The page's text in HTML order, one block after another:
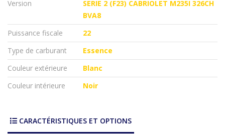
Version
SERIE 2 (F23) CABRIOLET M235I 326CH
BVA8
Puissance fiscale
22
Type de carburant
Essence
Couleur extérieure
Blanc
Couleur intérieure
Noir
CARACTÉRISTIQUES ET OPTIONS